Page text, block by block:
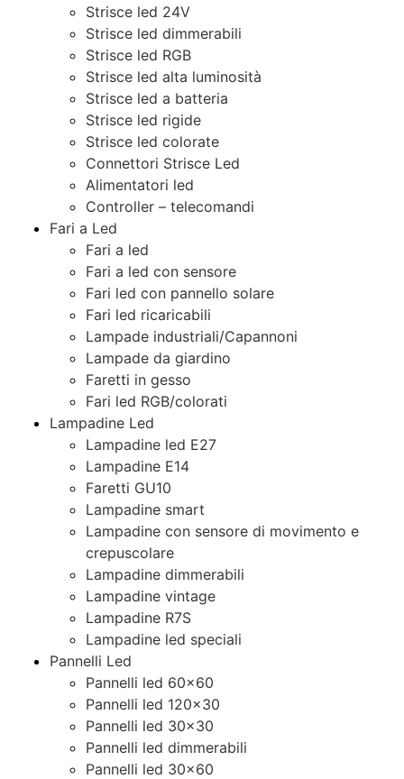
Strisce led 24V
Strisce led dimmerabili
Strisce led RGB
Strisce led alta luminosità
Strisce led a batteria
Strisce led rigide
Strisce led colorate
Connettori Strisce Led
Alimentatori led
Controller – telecomandi
Fari a Led
Fari a led
Fari a led con sensore
Fari led con pannello solare
Fari led ricaricabili
Lampade industriali/Capannoni
Lampade da giardino
Faretti in gesso
Fari led RGB/colorati
Lampadine Led
Lampadine led E27
Lampadine E14
Faretti GU10
Lampadine smart
Lampadine con sensore di movimento e
crepuscolare
Lampadine dimmerabili
Lampadine vintage
Lampadine R7S
Lampadine led speciali
Pannelli Led
Pannelli led 60×60
Pannelli led 120×30
Pannelli led 30×30
Pannelli led dimmerabili
Pannelli led 30×60